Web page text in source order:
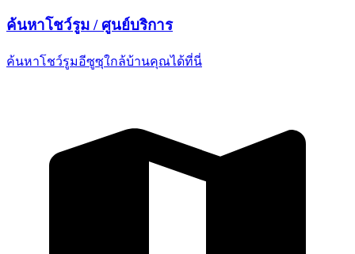
ค้นหาโชว์รูม / ศูนย์บริการ
ค้นหาโชว์รูมอีซูซุใกล้บ้านคุณได้ที่นี่